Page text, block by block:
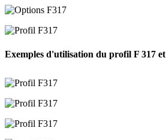
Exemples d'utilisation du profil F 317 et